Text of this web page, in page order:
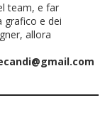
team, e far
grafico e dei
allora